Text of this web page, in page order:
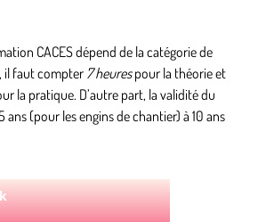
CACES dépend de la catégorie de
il faut compter 7 heurespour la théorie et
la pratique. D’autre part, la validité du
ans(pour les engins de chantier) à 10 ans